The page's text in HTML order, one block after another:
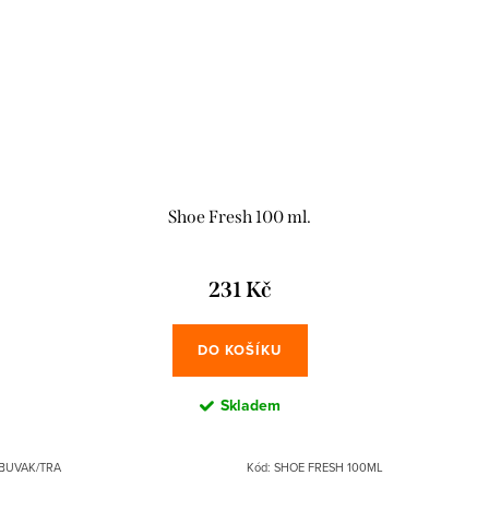
TRA
Shoe Fresh 100 ml.
231 Kč
DO KOŠÍKU
Skladem
Kód: SHOE FRESH 100ML